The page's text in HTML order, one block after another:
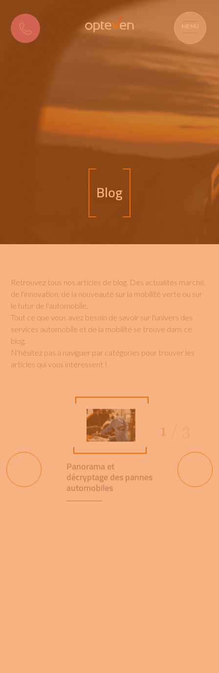
MENU
Blog
Retrouvez tous nos articles de blog. Des actualités marché,
de l'innovation, de la nouveauté sur la mobilité verte ou sur
le futur de l'automobile.
Tout ce que vous avez besoin de savoir sur l'univers des
services automobile et de la mobilité se trouve dans ce
blog.
N'hésitez pas à naviguer par catégories pour trouver les
articles qui vous intéressent !
Panorama et
décryptage des pannes
automobiles
1